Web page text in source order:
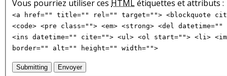
Vous pourriez utiliser ces HTMLétiquettes et attributs :
<a href="" title="" rel="" target=""> <blockquote
<code> <pre class=""> <em> <strong> <del
<ins datetime="" cite=""> <ul> <ol start=""> <li>
border="" alt="" height="" width="">
Submitting Envoyer